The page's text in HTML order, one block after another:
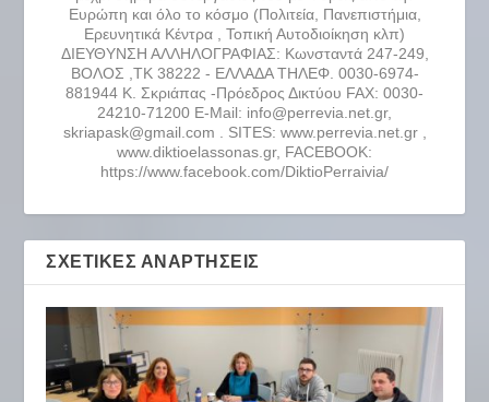
Ευρώπη και όλο το κόσμο (Πολιτεία, Πανεπιστήμια,
Ερευνητικά Κέντρα , Τοπική Αυτοδιοίκηση κλπ)
ΔΙΕΥΘΥΝΣΗ ΑΛΛΗΛΟΓΡΑΦΙΑΣ: Κωνσταντά 247-249,
ΒΟΛΟΣ ,ΤΚ 38222 - ΕΛΛΑΔΑ ΤΗΛΕΦ. 0030-6974-
881944 Κ. Σκριάπας -Πρόεδρος Δικτύου FAX: 0030-
24210-71200 E-Mail: info@perrevia.net.gr,
skriapask@gmail.com . SITES: www.perrevia.net.gr ,
www.diktioelassonas.gr, FACEBOOK:
https://www.facebook.com/DiktioPerraivia/
ΣΧΕΤΙΚΈΣ ΑΝΑΡΤΉΣΕΙΣ